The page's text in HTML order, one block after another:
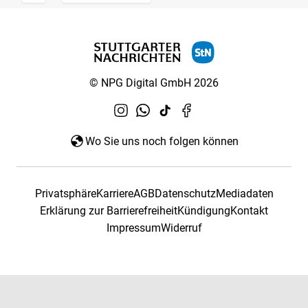
© NPG Digital GmbH 2026
Wo Sie uns noch folgen können
PrivatsphäreKarriereAGBDatenschutzMediadaten
Erklärung zur BarrierefreiheitKündigungKontakt
ImpressumWiderruf